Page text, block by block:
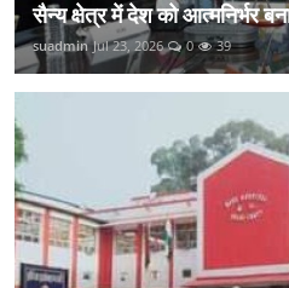
सैन्य क्षेत्र में देश को आत्मनिर्भर
suadmin Jul 23, 2026 0 39